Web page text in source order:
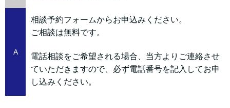
A
相談予約フォームからお申込みください。
ご相談は無料です。
電話相談をご希望される場合、当方よりご連絡させ
ていただきますので、必ず電話番号を記入してお申
し込みください。